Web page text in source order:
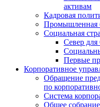
активам
Кадровая
Промышленная
Социальная
Север для
Первые
Корпоративное
Обращение
по
Система
Общее